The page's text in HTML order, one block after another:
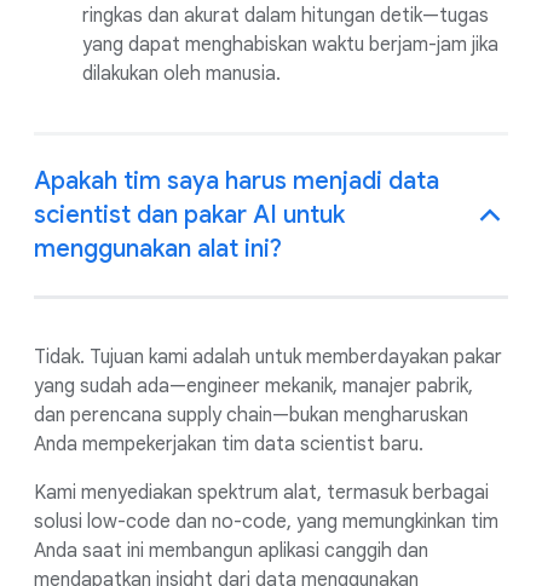
ringkas dan akurat dalam hitungan detik—tugas
yang dapat menghabiskan waktu berjam-jam jika
dilakukan oleh manusia.
Apakah tim saya harus menjadi data
scientist dan pakar AI untuk
menggunakan alat ini?
Tidak. Tujuan kami adalah untuk memberdayakan pakar
yang sudah ada—engineer mekanik, manajer pabrik,
dan perencana supply chain—bukan mengharuskan
Anda mempekerjakan tim data scientist baru.
Kami menyediakan spektrum alat, termasuk berbagai
solusi low-code dan no-code, yang memungkinkan tim
Anda saat ini membangun aplikasi canggih dan
mendapatkan insight dari data menggunakan